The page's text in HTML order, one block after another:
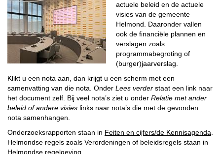
actuele beleid en de actuele
visies van de gemeente
Helmond. Daaronder vallen
ook de financiële plannen en
verslagen zoals
programmabegroting of
(burger)jaarverslag.
Klikt u een nota aan, dan krijgt u een scherm met een
samenvatting van die nota. Onder Lees verder staat een link naar
het document zelf. Bij veel nota’s ziet u onder Relatie met ander
beleid of andere visies links naar nota’s die met de gevonden
nota samenhangen.
Onderzoeksrapporten staan in Feiten en cijfers/de Kennisagenda
Helmondse regels zoals Verordeningen of beleidsregels staan in
Helmondse regelgeving